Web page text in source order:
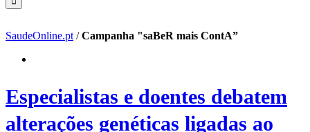
SaudeOnline.pt /Campanha "saBeR mais ContA”
Especialistas e doentes debatem
alterações genéticas ligadas ao